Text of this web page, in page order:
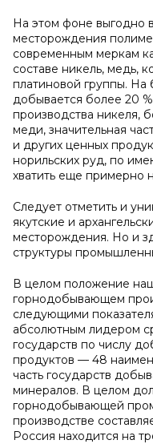
На этом фоне выгодно
месторождения
современным меркам
составе никель, медь,
платиновой группы. На
добывается более 20
производства никеля,
меди, значительная
и других ценных
норильских руд, по
хватить еще примерно
Следует отметить и
якутские и
месторождения. Но и
структуры
В целом положение
горнодобывающем
следующими
абсолютным лидером
государств по числу
продуктов — 48
часть государств
минералов. В целом
горнодобывающей
производстве
Россия находится на